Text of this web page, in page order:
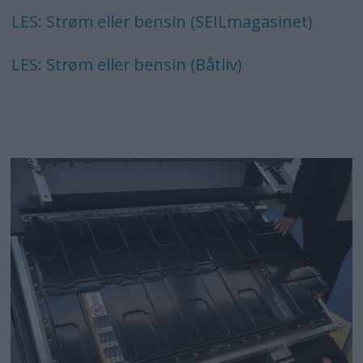
LES: Strøm eller bensin (SEILmagasinet)
LES: Strøm eller bensin (Båtliv)